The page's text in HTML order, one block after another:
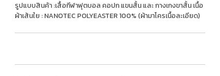
รูปแบบสินค้า :เสื้อกีฬาฟุตบอล คอปก แขนสั้น และ กางเกงขาสั้น เนื้อ
ผ้าเส้นใย : NANOTEC POLYEASTER 100% (ผ้ามาโครเนื้อละเอียด)